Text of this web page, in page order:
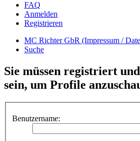
FAQ
Anmelden
Registrieren
MC Richter GbR (Impressum /
Suche
Sie müssen registriert
sein, um Profile
Benutzername: